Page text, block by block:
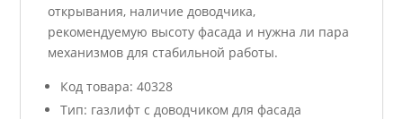
открывания, наличие доводчика,
рекомендуемую высоту фасада и нужна ли пара
механизмов для стабильной работы.
Код товара: 40328
Тип: газлифт с доводчиком для фасада